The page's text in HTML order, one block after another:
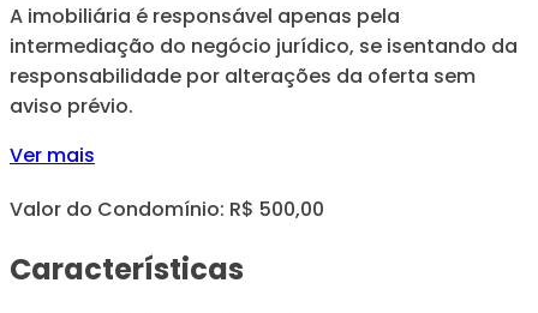
A imobiliária é responsável apenas pela
intermediação do negócio jurídico, se isentando da
responsabilidade por alterações da oferta sem
aviso prévio.
Ver mais
Valor do Condomínio: R$ 500,00
Características